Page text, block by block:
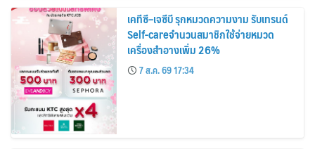
เคทีซี–เจซีบี รุกหมวดความงาม รับเทรนด์
Self-careจำนวนสมาชิกใช้จ่ายหมวด
เครื่องสำอางเพิ่ม 26%
7 ส.ค. 69 17:34